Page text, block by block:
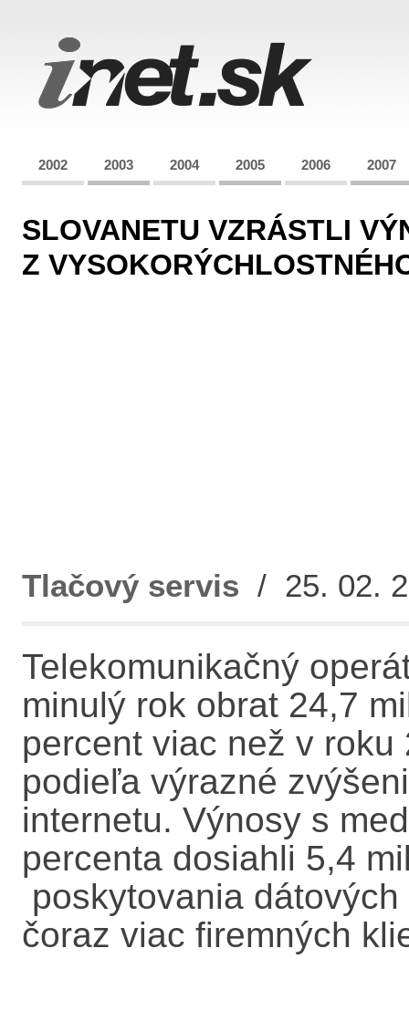
2002 2003 2004 2005 2006 2007
SLOVANETU VZRÁSTLI
Z
Tlačový servis / 25. 02.
Telekomunikačný
minulý rok obrat 24,7
percent viac než v
podieľa výrazné
internetu. Výnosy s
percenta dosiahli 5,4
poskytovania
čoraz viac firemných